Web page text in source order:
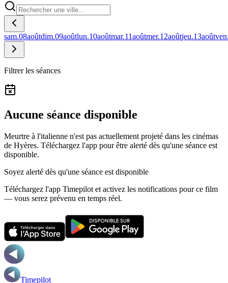
sam.08aoûtdim.09aoûtlun.10aoûtmar.11aoûtmer.12aoûtjeu.13août
Filtrer les séances
Aucune séance disponible
Meurtre à l'italienne n'est pas actuellement projeté dans les cinémas
de Hyères. Téléchargez l'app pour être alerté dès qu'une séance est
disponible.
Soyez alerté dès qu'une séance est disponible
Téléchargez l'app Timepilot et activez les notifications pour ce film
— vous serez prévenu en temps réel.
Timepilot